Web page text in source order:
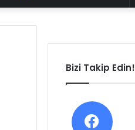
Bizi Takip Edin!